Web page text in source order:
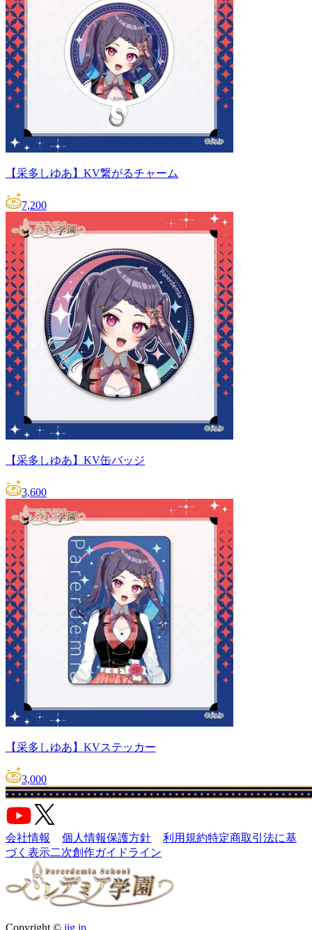
【采多しゆあ】KV繋がるチャーム
7,200
【采多しゆあ】KV缶バッジ
3,600
【采多しゆあ】KVステッカー
3,000
会社情報 個人情報保護方針 利用規約特定商取引法に基
づく表示二次創作ガイドライン
Copyright © jig.jp